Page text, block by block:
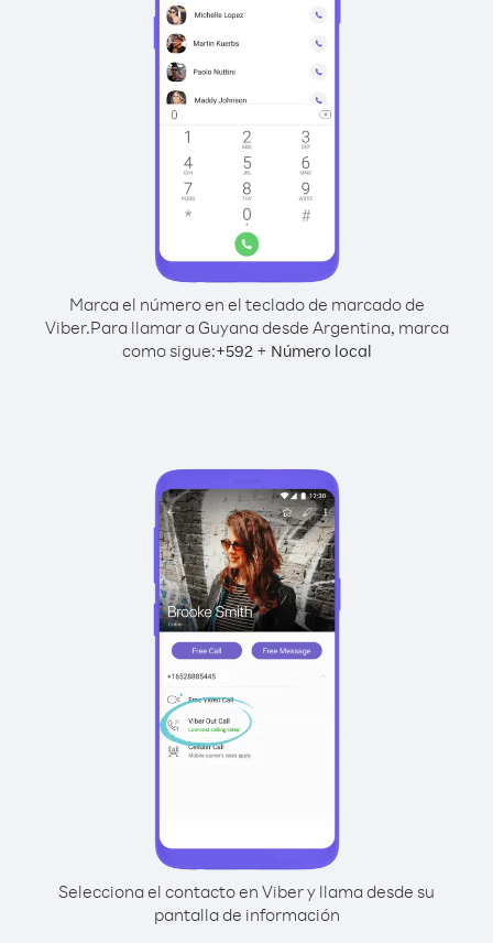
Marca el número en el teclado de marcado de
Viber.Para llamar a Guyana desde Argentina, marca
como sigue:+592+ Número local
Selecciona el contacto en Viber y llama desde su
pantalla de información